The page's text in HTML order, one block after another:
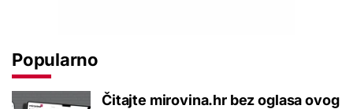
Popularno
Čitajte mirovina.hr bez oglasa ovog